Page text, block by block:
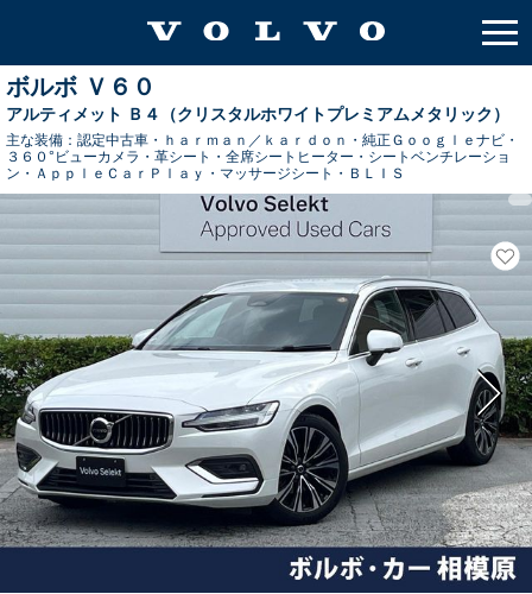
ボルボ Ｖ６０
アルティメット Ｂ４（クリスタルホワイトプレミアムメタリック）
主な装備： 認定中古車・ｈａｒｍａｎ／ｋａｒｄｏｎ・純正Ｇｏｏｇｌｅナビ・
３６０°ビューカメラ・革シート・全席シートヒーター・シートベンチレーショ
ン・ＡｐｐｌｅＣａｒＰｌａｙ・マッサージシート・ＢＬＩＳ